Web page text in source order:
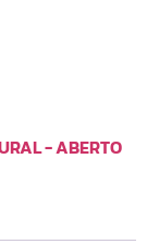
- ABERTO